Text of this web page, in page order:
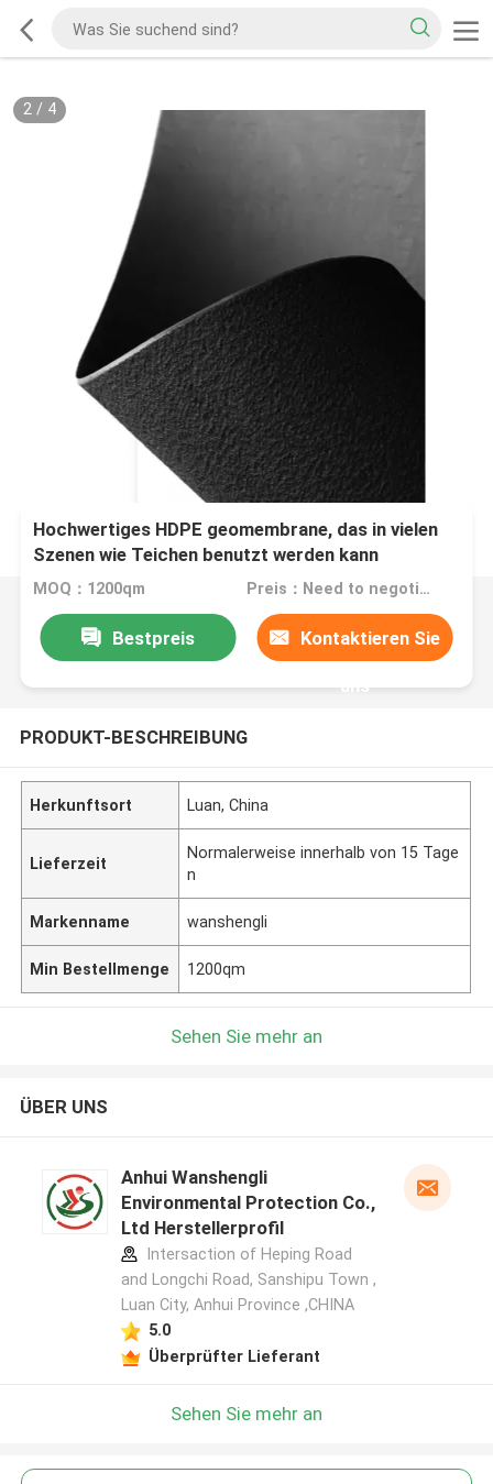
2/ 4
Hochwertiges HDPE geomembrane, das in vielen
Szenen wie Teichen benutzt werden kann
MOQ：1200qm Preis：Need to negotiate according to the actual situation
Bestpreis Kontaktieren Sie
uns
PRODUKT-BESCHREIBUNG
Herkunftsort Luan, China
Lieferzeit
Normalerweise innerhalb von 15 Tage
n
Markenname wanshengli
Min Bestellmenge 1200qm
Sehen Sie mehr an
ÜBER UNS
Anhui Wanshengli
Environmental Protection Co.,
Ltd Herstellerprofil
Intersaction of Heping Road
and Longchi Road, Sanshipu Town ,
Luan City, Anhui Province ,CHINA
5.0
Überprüfter Lieferant
Sehen Sie mehr an